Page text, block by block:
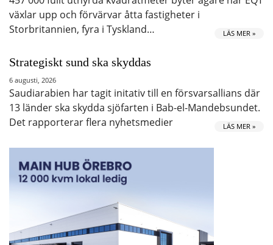
växlar upp och förvärvar åtta fastigheter i
Storbritannien, fyra i Tyskland…
LÄS MER »
Strategiskt sund ska skyddas
6 augusti, 2026
Saudiarabien har tagit initativ till en försvarsallians där
13 länder ska skydda sjöfarten i Bab-el-Mandebsundet.
Det rapporterar flera nyhetsmedier
LÄS MER »